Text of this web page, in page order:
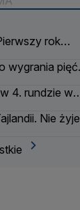
rok
wygrania pięć
4. rundzie w
Nie żyje